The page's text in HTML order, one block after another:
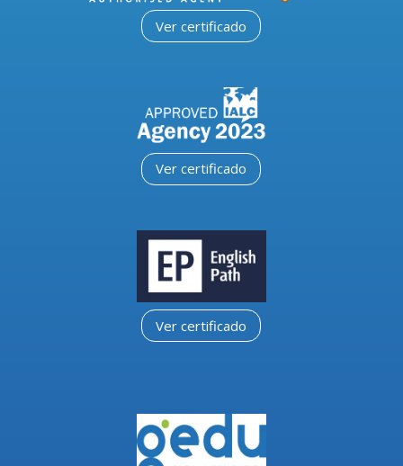
Ver certificado
Ver certificado
Ver certificado